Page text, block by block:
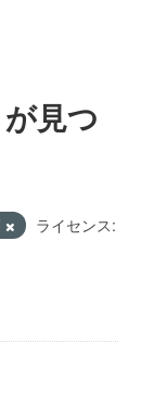
見つ
ライセンス: